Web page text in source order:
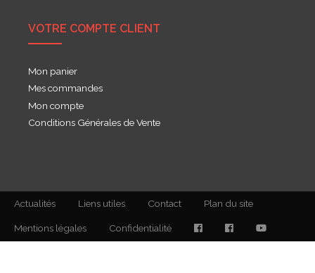
VOTRE COMPTE CLIENT
Mon panier
Mes commandes
Mon compte
Conditions Générales de Vente
Actualités Liens utiles Contact Plan du site
Mentions légales Confidentialité